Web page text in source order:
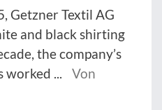
Getzner Textil AG
and black shirting
the company’s
worked ...
Von